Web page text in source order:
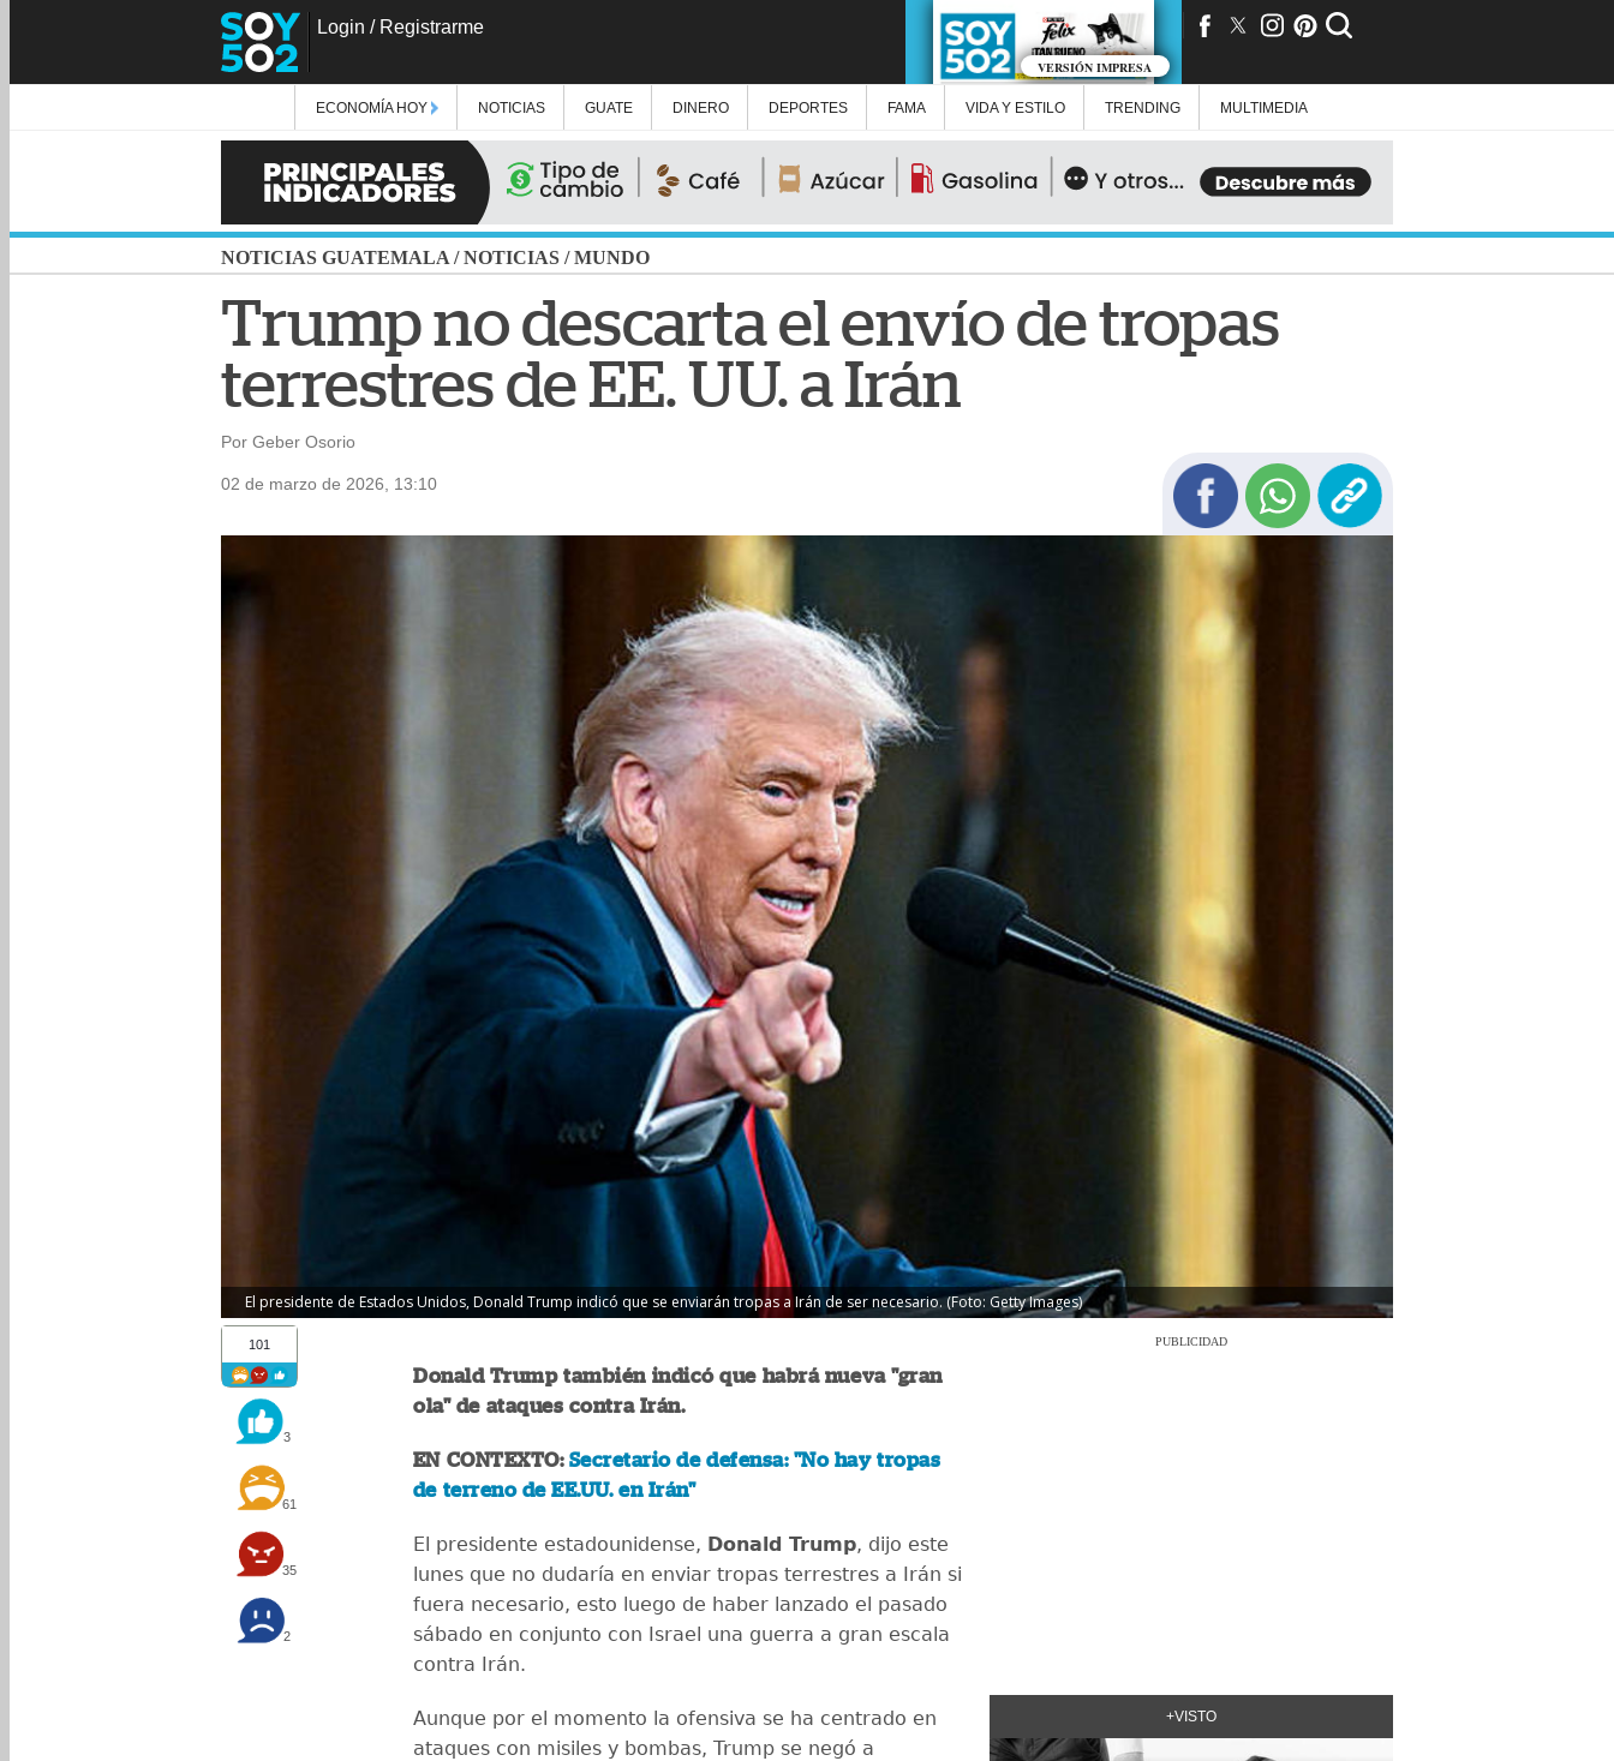
Login / Registrarme
VERSIÓN IMPRESA
ECONOMÍA HOY NOTICIAS GUATE DINERO DEPORTES FAMA VIDA Y ESTILO TRENDING MULTIMEDIA
NOTICIAS GUATEMALA /NOTICIAS /MUNDO
Trump no descarta el envío de tropas
terrestres de EE. UU. a Irán
Por Geber Osorio
02 de marzo de 2026, 13:10
El presidente de Estados Unidos, Donald Trump indicó que se enviarán tropas a Irán de ser necesario. (Foto: Getty Images)
101
3
61
35
2
Donald Trump también indicó que habrá nueva "gran
ola" de ataques contra Irán.
EN CONTEXTO: Secretario de defensa: "No hay tropas
de terreno de EE.UU. en Irán"
El presidente estadounidense, Donald Trump, dijo este
lunes que no dudaría en enviar tropas terrestres a Irán si
fuera necesario, esto luego de haber lanzado el pasado
sábado en conjunto con Israel una guerra a gran escala
contra Irán.
Aunque por el momento la ofensiva se ha centrado en
ataques con misiles y bombas, Trump se negó a
PUBLICIDAD
+VISTO